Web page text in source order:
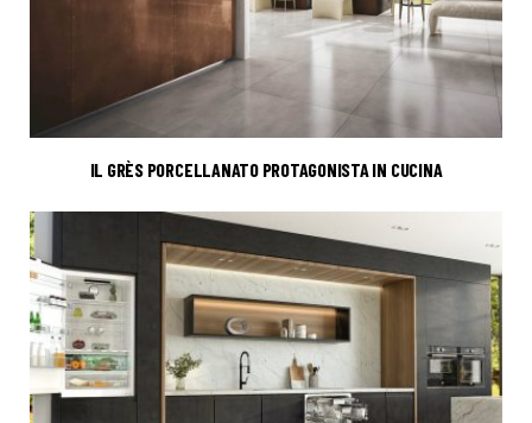
IL GRÈS PORCELLANATO PROTAGONISTA IN CUCINA